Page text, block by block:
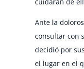
cuidaran de
Ante la
consultar con
decidió por
el lugar en el